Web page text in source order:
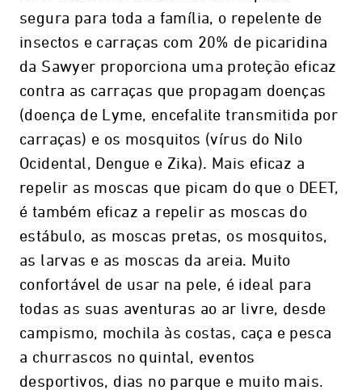
segura para toda a família, o repelente de
insectos e carraças com 20% de picaridina
da Sawyer proporciona uma proteção eficaz
contra as carraças que propagam doenças
(doença de Lyme, encefalite transmitida por
carraças) e os mosquitos (vírus do Nilo
Ocidental, Dengue e Zika). Mais eficaz a
repelir as moscas que picam do que o DEET,
é também eficaz a repelir as moscas do
estábulo, as moscas pretas, os mosquitos,
as larvas e as moscas da areia. Muito
confortável de usar na pele, é ideal para
todas as suas aventuras ao ar livre, desde
campismo, mochila às costas, caça e pesca
a churrascos no quintal, eventos
desportivos, dias no parque e muito mais.